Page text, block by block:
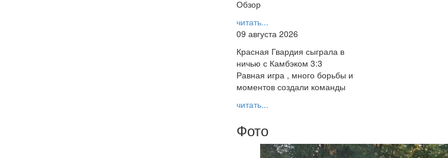
Обзор
читать...
09 августа 2026
Красная Гвардия сыграла в
ничью с Камбэком 3:3
Равная игра , много борьбы и
моментов создали команды
читать...
Фото